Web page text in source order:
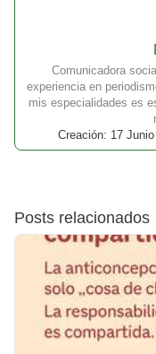
Comunicadora
experiencia en
mis especialidades es
Creación: 17
Posts relacionados